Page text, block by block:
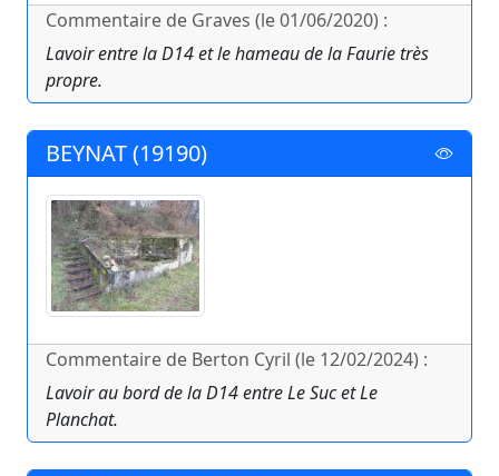
Commentaire de Graves (le 01/06/2020) :
Lavoir entre la D14 et le hameau de la Faurie très
propre.
BEYNAT (19190)
Commentaire de Berton Cyril (le 12/02/2024) :
Lavoir au bord de la D14 entre Le Suc et Le
Planchat.